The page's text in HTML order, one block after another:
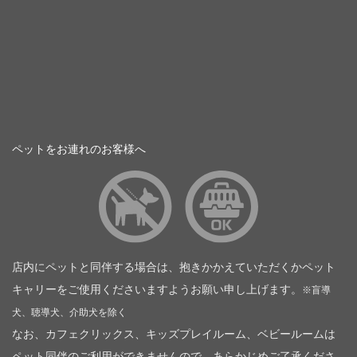
ペットをお連れのお客様へ
店内にペットと同伴する場合は、抱きかかえていただくかペット
キャリーをご使用くださいますようお願い申し上げます。
※盲導
犬、聴導犬、介助犬を除く
なお、カフェクリックス、キッズプレイルーム、ベビールームは